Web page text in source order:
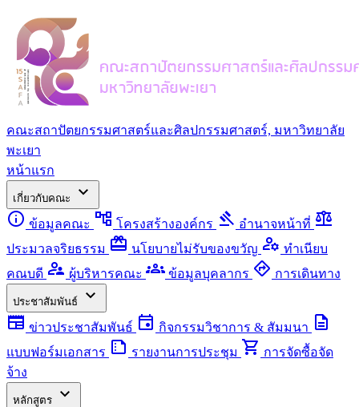
คณะสถาปัตยกรรมศาสตร์และศิลปกรรมศาสตร์, มหาวิทยาลัย
พะเยา
หน้าแรก
เกี่ยวกับคณะ
expand_more
info ข้อมูลคณะ account_tree โครงสร้างองค์กร gavel อำนาจหน้าที่ balance
ประมวลจริยธรรม redeem นโยบายไม่รับของขวัญ manage_accounts ทำเนียบ
คณบดี supervisor_account ผู้บริหารคณะ groups ข้อมูลบุคลากร directions การเดินทาง
ประชาสัมพันธ์
expand_more
newspaper ข่าวประชาสัมพันธ์ event กิจกรรมวิชาการ & สัมมนา description
แบบฟอร์มเอกสาร summarize รายงานการประชุม shopping_cart การจัดซื้อจัด
จ้าง
หลักสูตร
expand_more